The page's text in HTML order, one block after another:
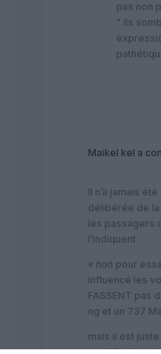
pas non
” ils
Maikel kel a
Il n’a jamais
délibérée de
les passagers
l’indiquent
« non pour
influencé les
FASSENT pas
ng et un 737
mais il est